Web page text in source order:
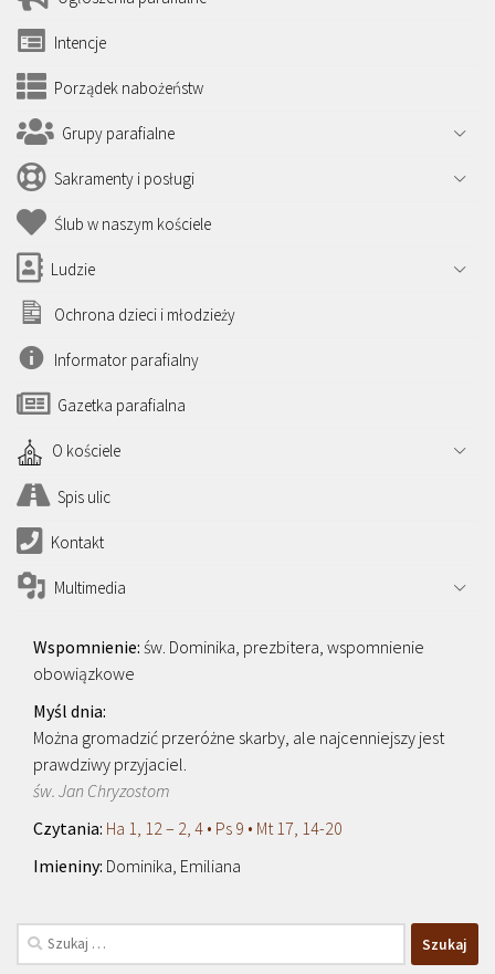
Intencje
Porządek nabożeństw
Grupy parafialne
Sakramenty i posługi
Ślub w naszym kościele
Ludzie
Ochrona dzieci i młodzieży
Informator parafialny
Gazetka parafialna
O kościele
Spis ulic
Kontakt
Multimedia
św. Dominika, prezbitera, wspomnienie
obowiązkowe
Można gromadzić przeróżne skarby, ale najcenniejszy jest
prawdziwy przyjaciel.
św. Jan Chryzostom
Ha 1, 12 – 2, 4 • Ps 9 • Mt 17, 14-20
Dominika, Emiliana
Szukaj: